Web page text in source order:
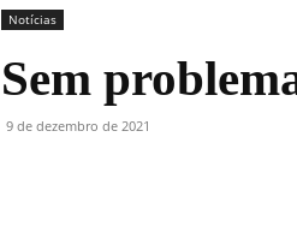
Notícias
Sem
9 de dezembro de 2021